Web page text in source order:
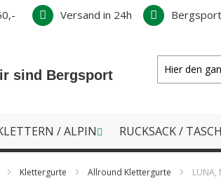
Versand in 24h
sind Bergsport
/ ALPIN RUCKSACK /
Klettergurte Allround Klettergurte LUNA,